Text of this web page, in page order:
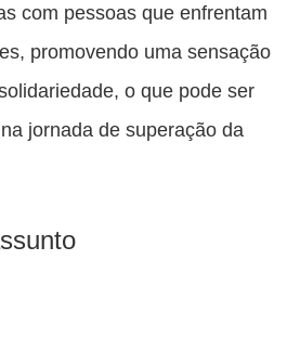
com pessoas que enfrentam
promovendo uma sensação
o que pode ser
jornada de superação da